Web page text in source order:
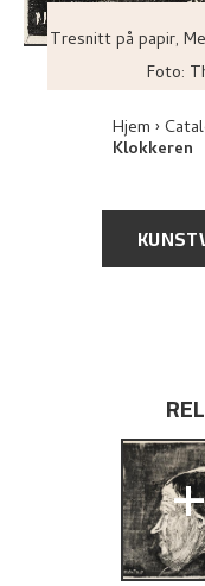
Tresnitt på papir,
Foto:
Hjem
Klokkeren